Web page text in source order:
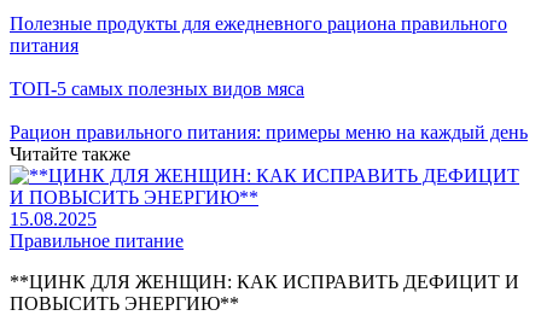
Полезные продукты для ежедневного рациона правильного
питания
ТОП-5 самых полезных видов мяса
Рацион правильного питания: примеры меню на каждый день
Читайте также
15.08.2025
Правильное питание
**ЦИНК ДЛЯ ЖЕНЩИН: КАК ИСПРАВИТЬ ДЕФИЦИТ И
ПОВЫСИТЬ ЭНЕРГИЮ**